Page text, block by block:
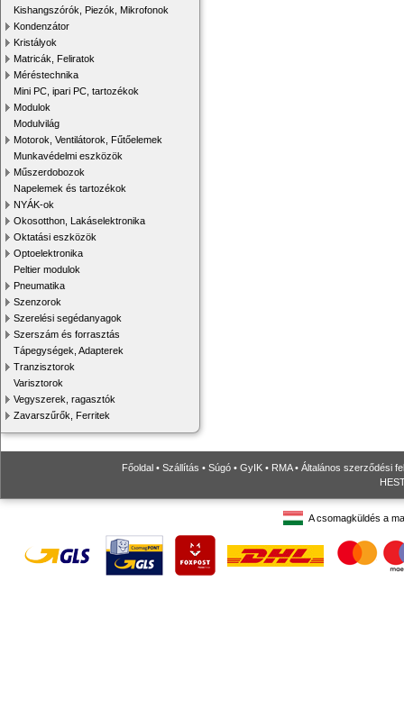
Kishangszórók, Piezók, Mikrofonok
Kondenzátor
Kristályok
Matricák, Feliratok
Méréstechnika
Mini PC, ipari PC, tartozékok
Modulok
Modulvilág
Motorok, Ventilátorok, Fűtőelemek
Munkavédelmi eszközök
Műszerdobozok
Napelemek és tartozékok
NYÁK-ok
Okosotthon, Lakáselektronika
Oktatási eszközök
Optoelektronika
Peltier modulok
Pneumatika
Szenzorok
Szerelési segédanyagok
Szerszám és forrasztás
Tápegységek, Adapterek
Tranzisztorok
Varisztorok
Vegyszerek, ragasztók
Zavarszűrők, Ferritek
Főoldal • Szállítás • Súgó • GyIK • RMA• Általános szerződési
A csomagküldés a